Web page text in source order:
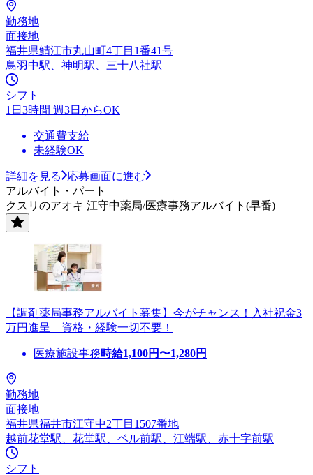
勤務地
面接地
福井県鯖江市丸山町4丁目1番41号
鳥羽中駅、神明駅、三十八社駅
シフト
1日3時間 週3日からOK
交通費支給
未経験OK
詳細を見る
応募画面に進む
アルバイト・パート
クスリのアオキ 江守中薬局/医療事務アルバイト(早番)
【調剤薬局事務アルバイト募集】今がチャンス！入社祝金3
万円進呈 資格・経験一切不要！
医療施設事務時給1,100円〜1,280円
勤務地
面接地
福井県福井市江守中2丁目1507番地
越前花堂駅、花堂駅、ベル前駅、江端駅、赤十字前駅
シフト